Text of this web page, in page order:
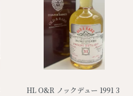
HL O&R ノックデュー 1991 3